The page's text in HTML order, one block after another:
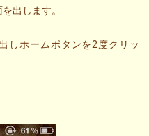
出します。
しホームボタンを2度クリッ